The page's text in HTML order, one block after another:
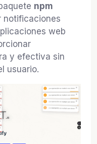
npm
notificaciones
web
y efectiva sin
usuario.